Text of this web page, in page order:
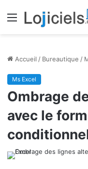
Menu
Accueil / Bureautique /
Ms Excel
Ombrage
avec le